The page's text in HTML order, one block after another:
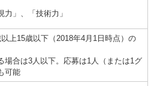
力」、「技術力」
上15歳以下（2018年4月1日時点）の
場合は3人以下。応募は1人（または1グ
可能